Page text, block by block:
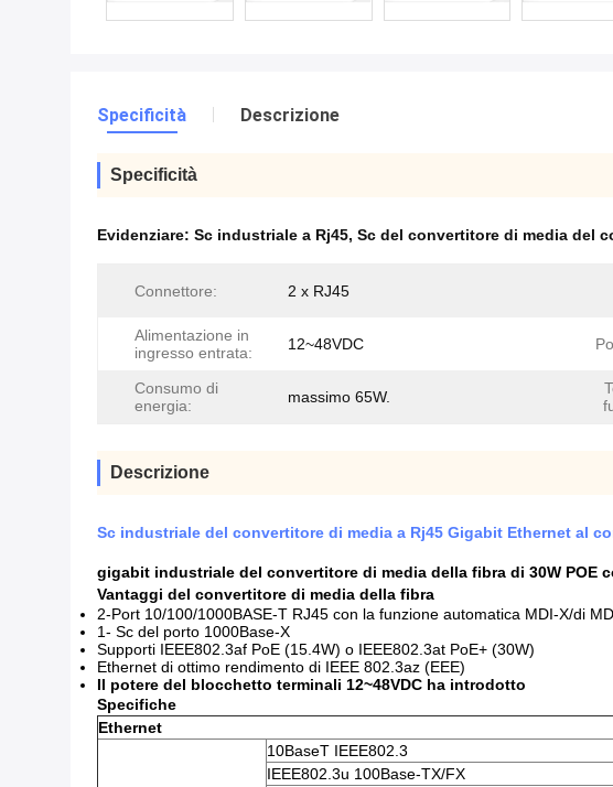
Specificità Descrizione
Specificità
Evidenziare: Sc industriale a Rj45, Sc del convertitore di media del
Connettore: 2 x RJ45
Alimentazione in
ingresso entrata:
12~48VDC
Consumo di
energia:
massimo 65W.
Descrizione
Sc industriale del convertitore di media a Rj45 Gigabit Ethernet al
gigabit industriale del convertitore di media della fibra di 30W POE
Vantaggi del convertitore di media della fibra
2-Port 10/100/1000BASE-T RJ45 con la funzione automatica MDI-X/di
1- Sc del porto 1000Base-X
Supporti IEEE802.3af PoE (15.4W) o IEEE802.3at PoE+ (30W)
Ethernet di ottimo rendimento di IEEE 802.3az (EEE)
Il potere del blocchetto terminali 12~48VDC ha introdotto
Specifiche
Ethernet
10BaseT IEEE802.3
IEEE802.3u 100Base-TX/FX